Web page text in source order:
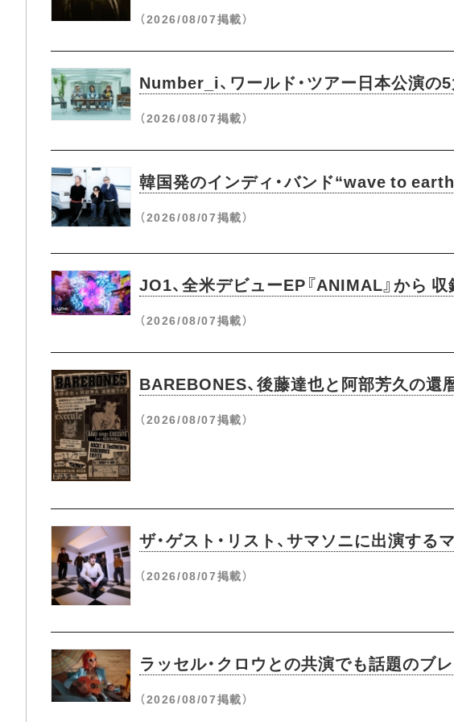
（2026/08/07掲載）
Number_i、ワールド・ツアー日本公演の
（2026/08/07掲載）
韓国発のインディ・バンド“wave to
（2026/08/07掲載）
JO1、全米デビューEP『ANIMAL』から
（2026/08/07掲載）
BAREBONES、後藤達也と阿部芳久の
（2026/08/07掲載）
ザ・ゲスト・リスト、サマソニに出演す
（2026/08/07掲載）
ラッセル・クロウとの共演でも話題のブ
（2026/08/07掲載）